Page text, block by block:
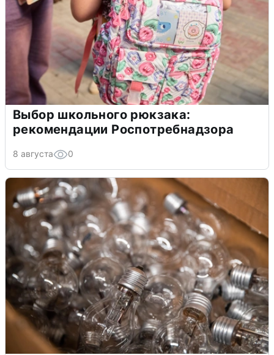
Выбор школьного рюкзака:
рекомендации Роспотребнадзора
8 августа 0